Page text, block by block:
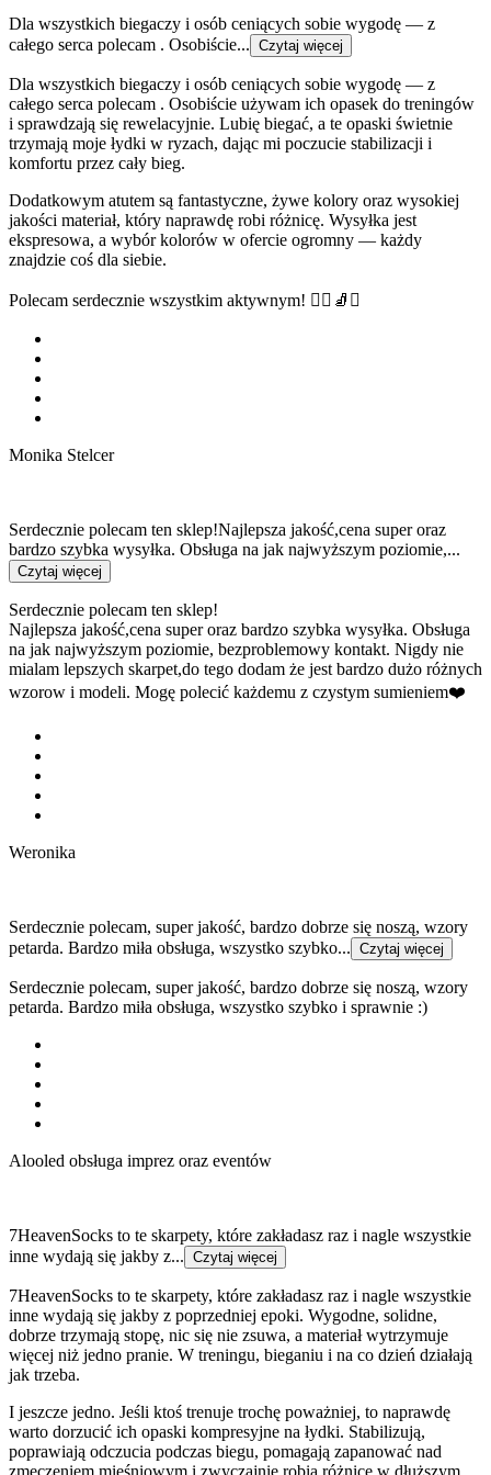
Dla wszystkich biegaczy i osób ceniących sobie wygodę — z
całego serca polecam . Osobiście... Czytaj więcej
Dla wszystkich biegaczy i osób ceniących sobie wygodę — z
całego serca polecam . Osobiście używam ich opasek do treningów
i sprawdzają się rewelacyjnie. Lubię biegać, a te opaski świetnie
trzymają moje łydki w ryzach, dając mi poczucie stabilizacji i
komfortu przez cały bieg.
Dodatkowym atutem są fantastyczne, żywe kolory oraz wysokiej
jakości materiał, który naprawdę robi różnicę. Wysyłka jest
ekspresowa, a wybór kolorów w ofercie ogromny — każdy
znajdzie coś dla siebie.
Polecam serdecznie wszystkim aktywnym! 🏃‍♂️🧦✨
Monika Stelcer
Serdecznie polecam ten sklep!Najlepsza jakość,cena super oraz
bardzo szybka wysyłka. Obsługa na jak najwyższym poziomie,...
Czytaj więcej
Serdecznie polecam ten sklep!
Najlepsza jakość,cena super oraz bardzo szybka wysyłka. Obsługa
na jak najwyższym poziomie, bezproblemowy kontakt. Nigdy nie
mialam lepszych skarpet,do tego dodam że jest bardzo dużo różnych
wzorow i modeli. Mogę polecić każdemu z czystym sumieniem❤️
Weronika
Serdecznie polecam, super jakość, bardzo dobrze się noszą, wzory
petarda. Bardzo miła obsługa, wszystko szybko... Czytaj więcej
Serdecznie polecam, super jakość, bardzo dobrze się noszą, wzory
petarda. Bardzo miła obsługa, wszystko szybko i sprawnie :)
Alooled obsługa imprez oraz eventów
7HeavenSocks to te skarpety, które zakładasz raz i nagle wszystkie
inne wydają się jakby z... Czytaj więcej
7HeavenSocks to te skarpety, które zakładasz raz i nagle wszystkie
inne wydają się jakby z poprzedniej epoki. Wygodne, solidne,
dobrze trzymają stopę, nic się nie zsuwa, a materiał wytrzymuje
więcej niż jedno pranie. W treningu, bieganiu i na co dzień działają
jak trzeba.
I jeszcze jedno. Jeśli ktoś trenuje trochę poważniej, to naprawdę
warto dorzucić ich opaski kompresyjne na łydki. Stabilizują,
poprawiają odczucia podczas biegu, pomagają zapanować nad
zmęczeniem mięśniowym i zwyczajnie robią różnicę w dłuższym